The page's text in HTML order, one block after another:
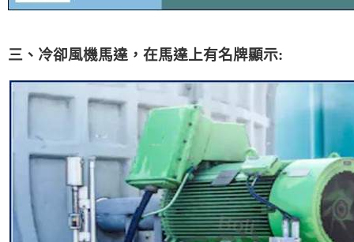
三、冷卻風機馬達，在馬達上有名牌顯示: